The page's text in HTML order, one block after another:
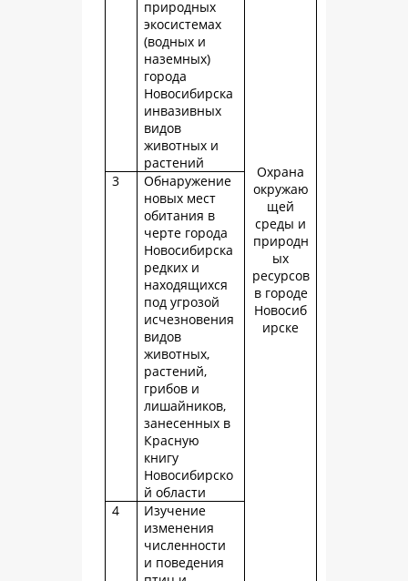
Охрана
окружаю
щей
среды и
природн
ых
ресурсов
в городе
Новосиб
ирске
природных
экосистемах
(водных и
наземных)
города
Новосибирска
инвазивных
видов
животных и
растений
3
Обнаружение
новых мест
обитания в
черте города
Новосибирска
редких и
находящихся
под угрозой
исчезновения
видов
животных,
растений,
грибов и
лишайников,
занесенных в
Красную
книгу
Новосибирско
й области
4
Изучение
изменения
численности
и поведения